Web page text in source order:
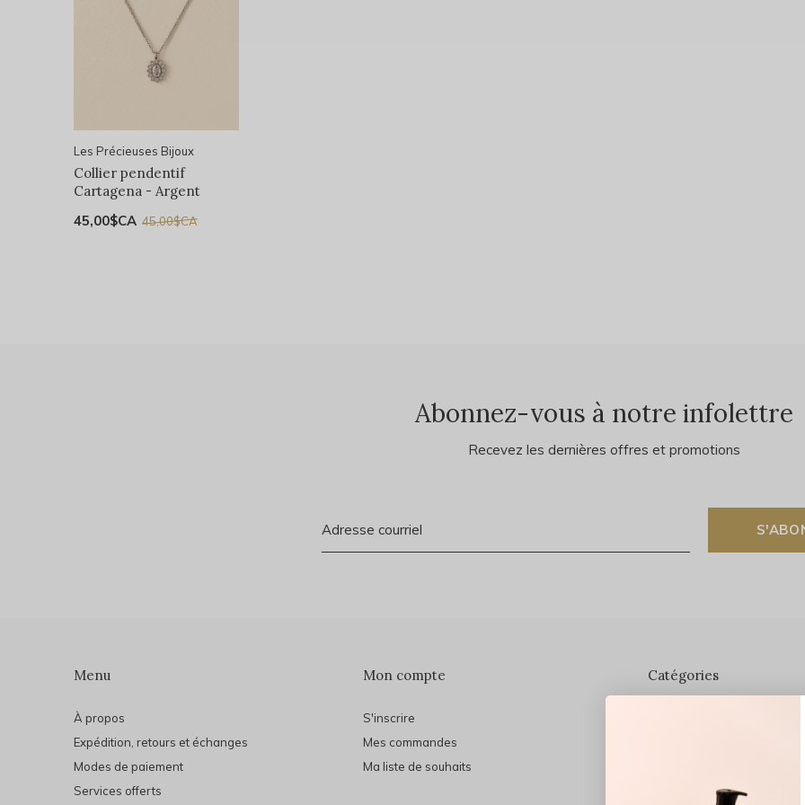
Les Précieuses Bijoux
Collier pendentif
Cartagena - Argent
45,00$CA 45,00$CA
Abonnez-vous à notre infolettre
Recevez les dernières offres et promotions
Menu
À propos
Expédition, retours et échanges
Modes de paiement
Services offerts
Mon compte
S'inscrire
Mes commandes
Ma liste de souhaits
Catégories